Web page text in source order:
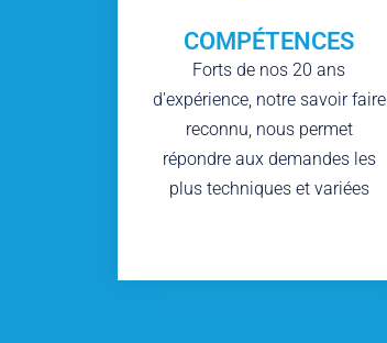
COMPÉTENCES
Forts de nos 20 ans
d'expérience, notre savoir faire
reconnu, nous permet
répondre aux demandes les
plus techniques et variées